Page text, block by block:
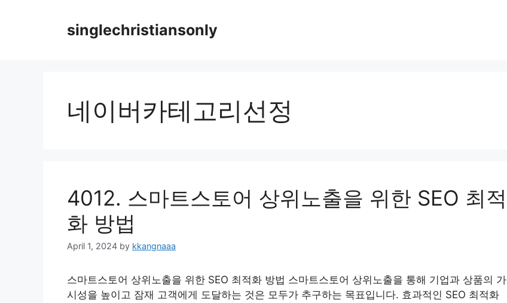
singlechristiansonly
네이버카테고리선정
4012. 스마트스토어 상위노출을 위한 SEO 최적
화 방법
April 1, 2024 by kkangnaaa
스마트스토어 상위노출을 위한 SEO 최적화 방법 스마트스토어 상위노출을 통해 기업과 상품의 가
시성을 높이고 잠재 고객에게 도달하는 것은 모두가 추구하는 목표입니다. 효과적인 SEO 최적화